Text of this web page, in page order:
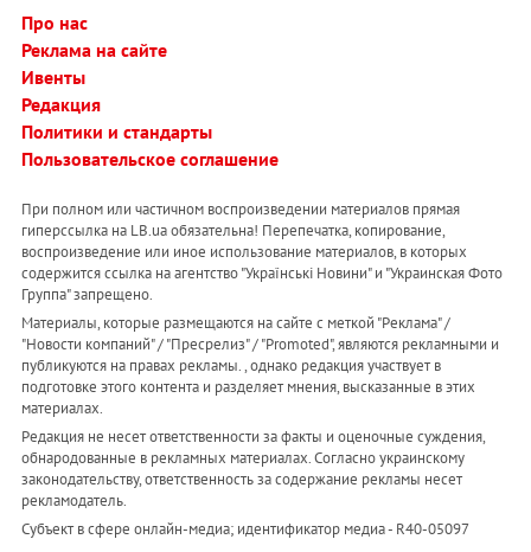
Про нас
Реклама на сайте
Ивенты
Редакция
Политики и стандарты
Пользовательское соглашение
При полном или частичном воспроизведении материалов прямая
гиперссылка на LB.ua обязательна! Перепечатка, копирование,
воспроизведение или иное использование материалов, в которых
содержится ссылка на агентство "Українськi Новини" и "Украинская Фото
Группа" запрещено.
Материалы, которые размещаются на сайте с меткой "Реклама" /
"Новости компаний" / "Пресрелиз" / "Promoted", являются рекламными и
публикуются на правах рекламы. , однако редакция участвует в
подготовке этого контента и разделяет мнения, высказанные в этих
материалах.
Редакция не несет ответственности за факты и оценочные суждения,
обнародованные в рекламных материалах. Согласно украинскому
законодательству, ответственность за содержание рекламы несет
рекламодатель.
Субъект в сфере онлайн-медиа; идентификатор медиа - R40-05097